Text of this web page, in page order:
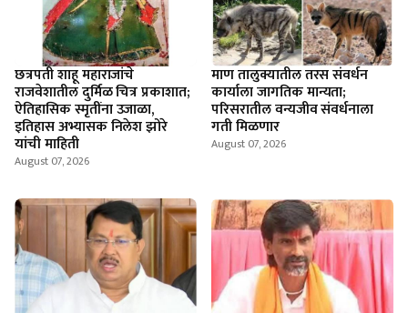
छत्रपती शाहू महाराजांचे
राजवेशातील दुर्मिळ चित्र प्रकाशात;
ऐतिहासिक स्मृतींना उजाळा,
इतिहास अभ्यासक निलेश झोरे
यांची माहिती
August 07, 2026
माण तालुक्यातील तरस संवर्धन
कार्याला जागतिक मान्यता;
परिसरातील वन्यजीव संवर्धनाला
गती मिळणार
August 07, 2026